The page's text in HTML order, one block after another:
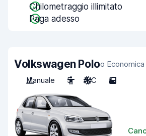
Chilometraggio illimitato
Paga adesso
Volkswagen Poloo
Manuale
5 A/C 5